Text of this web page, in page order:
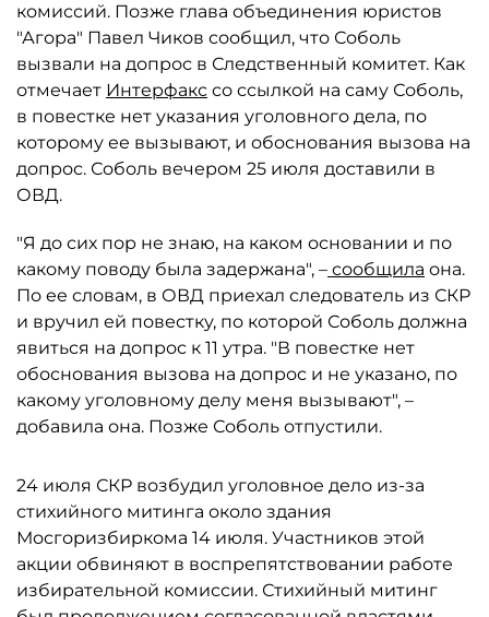
комиссий. Позже глава объединения юристов
"Агора" Павел Чиков сообщил, что Соболь
вызвали на допрос в Следственный комитет. Как
отмечает Интерфакс со ссылкой на саму Соболь,
в повестке нет указания уголовного дела, по
которому ее вызывают, и обоснования вызова на
допрос. Соболь вечером 25 июля доставили в
ОВД.
"Я до сих пор не знаю, на каком основании и по
какому поводу была задержана", – сообщила она.
По ее словам, в ОВД приехал следователь из СКР
и вручил ей повестку, по которой Соболь должна
явиться на допрос к 11 утра. "В повестке нет
обоснования вызова на допрос и не указано, по
какому уголовному делу меня вызывают", –
добавила она. Позже Соболь отпустили.
24 июля СКР возбудил уголовное дело из-за
стихийного митинга около здания
Мосгоризбиркома 14 июля. Участников этой
акции обвиняют в воспрепятствовании работе
избирательной комиссии. Стихийный митинг